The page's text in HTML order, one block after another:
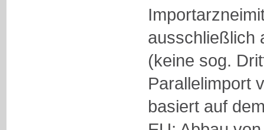
ausschließlich
(keine sog.
Parallelimport
basiert auf